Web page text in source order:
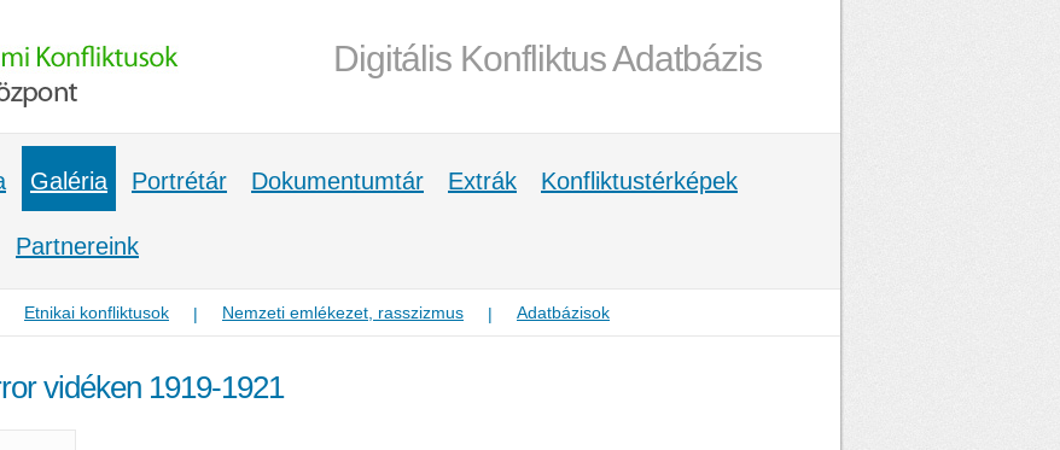
Digitális Konfliktus Adatbázis
Galéria Portrétár Dokumentumtár Extrák Konfliktustérképek
Partnereink
Etnikai konfliktusok | Nemzeti emlékezet, rasszizmus | Adatbázisok
vidéken 1919-1921